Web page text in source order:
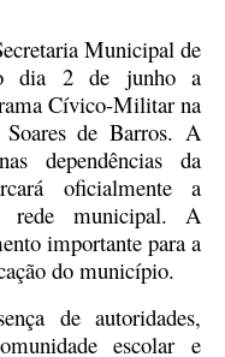
Municipal de
dia 2 de junho a
Cívico-Militar na
de Barros. A
dependências da
oficialmente a
rede municipal. A
importante para a
do município.
de autoridades,
escolar e